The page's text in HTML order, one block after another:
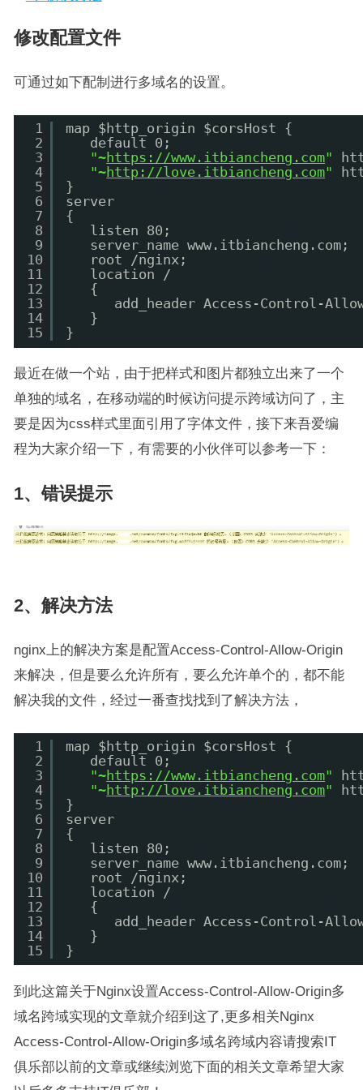
修改配置文件
可通过如下配制进行多域名的设置。
1
2
3
4
5
6
7
8
9
10
11
12
13
14
15
map $http_origin $corsHost {
default 0;
"~https://www.itbiancheng.com"
"~http://love.itbiancheng.com"
}
server
{
listen 80;
server_name www.itbiancheng.com;
root /nginx ;
location /
{
add_header Access-Control-
}
}
最近在做一个站，由于把样式和图片都独立出来了一个
单独的域名，在移动端的时候访问提示跨域访问了，主
要是因为css样式里面引用了字体文件，接下来吾爱编
程为大家介绍一下，有需要的小伙伴可以参考一下：
1、错误提示
2、解决方法
nginx上的解决方案是配置Access-Control-Allow-Origin
来解决，但是要么允许所有，要么允许单个的，都不能
解决我的文件，经过一番查找找到了解决方法，
1
2
3
4
5
6
7
8
9
10
11
12
13
14
15
map $http_origin $corsHost {
default 0;
"~https://www.itbiancheng.com"
"~http://love.itbiancheng.com"
}
server
{
listen 80;
server_name www.itbiancheng.com;
root /nginx ;
location /
{
add_header Access-Control-
}
}
到此这篇关于Nginx设置Access-Control-Allow-Origin多
域名跨域实现的文章就介绍到这了,更多相关Nginx
Access-Control-Allow-Origin多域名跨域内容请搜索IT
俱乐部以前的文章或继续浏览下面的相关文章希望大家